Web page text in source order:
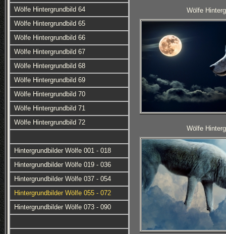
Wölfe Hintergrundbild 64
Wölfe Hintergrundbild 65
Wölfe Hintergrundbild 66
Wölfe Hintergrundbild 67
Wölfe Hintergrundbild 68
Wölfe Hintergrundbild 69
Wölfe Hintergrundbild 70
Wölfe Hintergrundbild 71
Wölfe Hintergrundbild 72
Hintergrundbilder Wölfe 001 - 018
Hintergrundbilder Wölfe 019 - 036
Hintergrundbilder Wölfe 037 - 054
Hintergrundbilder Wölfe 055 - 072
Hintergrundbilder Wölfe 073 - 090
Wölfe
Wölfe